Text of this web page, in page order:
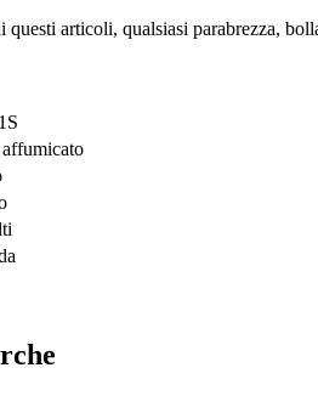
questi articoli, qualsiasi parabrezza,